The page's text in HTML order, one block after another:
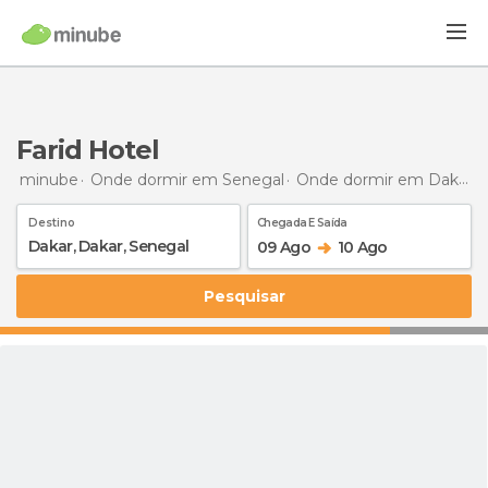
Farid Hotel
minube Onde dormir em Senegal Onde dormir em Dakar
Destino Chegada E Saída
09 Ago 10 Ago
Pesquisar